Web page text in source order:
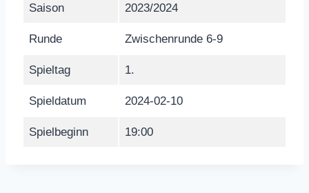
Saison 2023/2024
Runde Zwischenrunde 6-9
Spieltag 1.
Spieldatum 2024-02-10
Spielbeginn 19:00